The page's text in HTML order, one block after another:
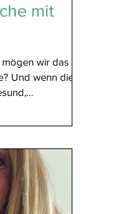
mit
mögen wir das
Und wenn dieser